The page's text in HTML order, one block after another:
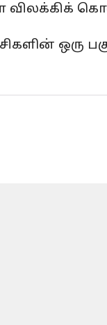
விலக்கிக்
ஒரு